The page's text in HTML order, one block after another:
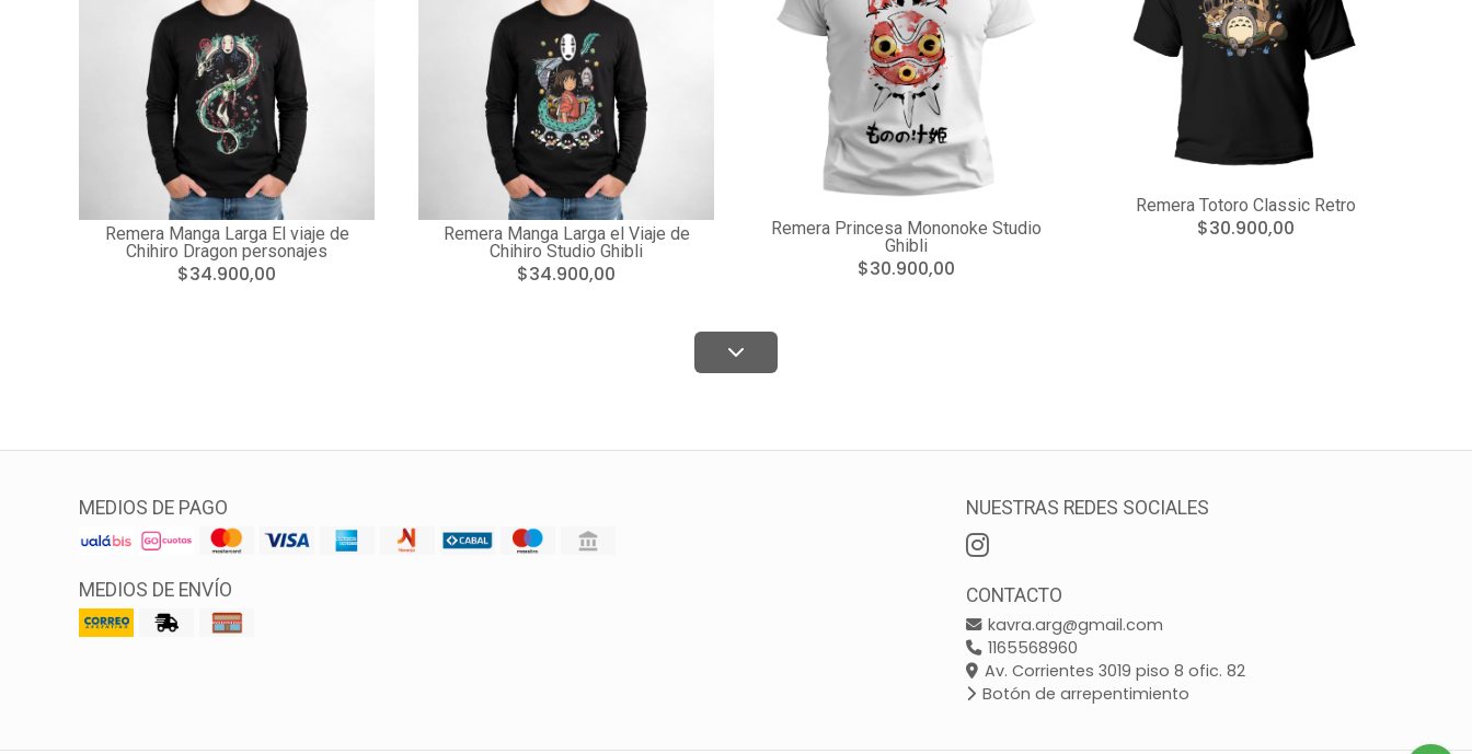
Remera Manga Larga El viaje de
Chihiro Dragon personajes
$34.900,00
Remera Manga Larga el Viaje de
Chihiro Studio Ghibli
$34.900,00
Remera Princesa Mononoke Studio
Ghibli
$30.900,00
Remera Totoro Classic Retro
$30.900,00
MEDIOS DE PAGO
MEDIOS DE ENVÍO
NUESTRAS REDES SOCIALES
CONTACTO
kavra.arg@gmail.com
1165568960
Av. Corrientes 3019 piso 8 ofic. 82
Botón de arrepentimiento